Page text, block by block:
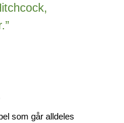
som går alldeles